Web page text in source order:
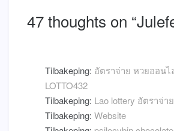
47 thoughts on “
Tilbakeping: อัตราจ่าย หวยออนไ
LOTTO432
Tilbakeping: Lao lottery อัตราจ่าย
Tilbakeping: Website